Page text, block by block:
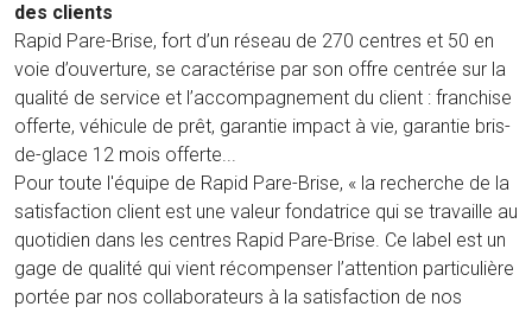
des clients
Rapid Pare-Brise, fort d’un réseau de 270 centres et 50 en
voie d’ouverture, se caractérise par son offre centrée sur la
qualité de service et l’accompagnement du client : franchise
offerte, véhicule de prêt, garantie impact à vie, garantie bris-
de-glace 12 mois offerte...
Pour toute l'équipe de Rapid Pare-Brise, « la recherche de la
satisfaction client est une valeur fondatrice qui se travaille au
quotidien dans les centres Rapid Pare-Brise. Ce label est un
gage de qualité qui vient récompenser l’attention particulière
portée par nos collaborateurs à la satisfaction de nos